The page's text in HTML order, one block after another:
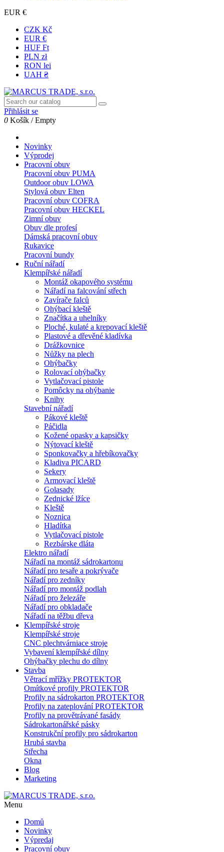
EUR €
CZK Kč
EUR €
HUF Ft
PLN zł
RON lei
UAH ₴
Přihlásit se
0 Košík /Empty
Novinky
Výprodej
Pracovní obuv
Pracovní obuv PUMA
Outdoor obuv LOWA
Stylová obuv Elten
Pracovní obuv COFRA
Pracovní obuv HECKEL
Zimní obuv
Obuv dle profesí
Dámská pracovní obuv
Rukavice
Pracovní bundy
Ruční nářadí
Klempířské nářadí
Montáž okapového systému
Nářadí na falcování střech
Zavírače falců
Ohýbací kleště
Značítka a uhelníky
Ploché, kulaté a krepovací kleště
Plastové a dřevěné kladívka
Drážkovnice
Nůžky na plech
Ohýbačky
Rolovací ohýbačky
Vytlačovací pistole
Pomôcky na ohýbanie
Knihy
Stavební nářadí
Pákové kleště
Páčidla
Kožené opasky a kapsičky
Nýtovací kleště
Sponkovačky a hřebíkovačky
Kladiva PICARD
Sekery
Armovací kleště
Golasady
Zednické lžíce
Kleště
Noznica
Hladítka
Vytlačovací pistole
Rezbárske dláta
Elektro nářadí
Nářadí na montáž sádrokartonu
Nářadí pro tesaře a pokrývače
Nářadí pro zedníky
Nářadí pro montáž podlah
Nářadí pro železáře
Nářadí pro obkladače
Nářadí na těžbu dřeva
Klempířské stroje
Klempířské stroje
CNC plechtvárniace stroje
Vybavení klempířské dílny
Ohýbačky plechu do dílny
Stavba
Větrací mřížky PROTEKTOR
Omítkové profily PROTEKTOR
Profily na sádrokarton PROTEKTOR
Profily na zateplování PROTEKTOR
Profily na provětrávané fasády
Sádrokartonářské pásky
Konstrukční profily pro sádrokarton
Hrubá stavba
Střecha
Okna
Blog
Marketing
Menu
Domů
Novinky
Výpredaj
Pracovní obuv